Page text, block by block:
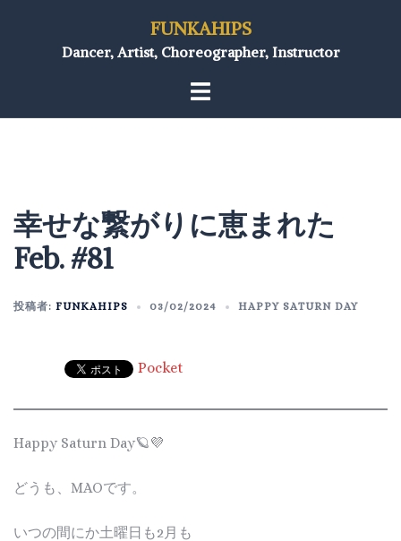
FUNKAHIPS
Dancer, Artist, Choreographer, Instructor
幸せな繋がりに恵まれた
Feb. #81
投稿者: FUNKAHIPS 03/02/2024 HAPPY SATURN DAY
Pocket
Happy Saturn Day🪐💜
どうも、MAOです。
いつの間にか土曜日も2月も